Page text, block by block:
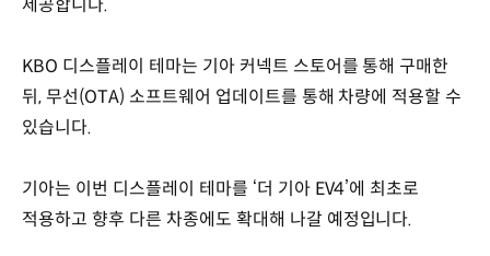
제공합니다.
KBO 디스플레이 테마는 기아 커넥트 스토어를 통해 구매한
뒤, 무선(OTA) 소프트웨어 업데이트를 통해 차량에 적용할 수
있습니다.
기아는 이번 디스플레이 테마를 ‘더 기아 EV4’에 최초로
적용하고 향후 다른 차종에도 확대해 나갈 예정입니다.